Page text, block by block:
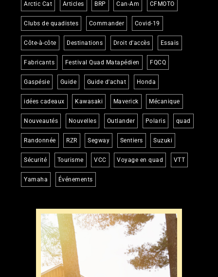
Arctic Cat Articles BRP Can-Am CFMOTO
Clubs de quadistes Commander Covid-19
Côte-à-côte Destinations Droit d'accès Essais
Fabricants Festival Quad Matapédien FQCQ
Gaspésie Guide Guide d'achat Honda
idées cadeaux Kawasaki Maverick Mécanique
Nouveautés Nouvelles Outlander Polaris quad
Randonnée RZR Segway Sentiers Suzuki
Sécurité Tourisme VCC Voyage en quad VTT
Yamaha Événements